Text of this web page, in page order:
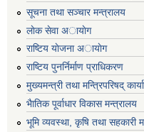
सूचना तथा सञ्चार मन्त्रालय
लाेक सेवा अायाेग
राष्टिय याेजना अायाेग
राष्टिय पुनर्निर्माण प्राधिकरण
मुख्यमन्त्री तथा मन्त्रिपरिषद्
भैातिक पूर्वाधार विकास मन्त्रालय
भूमि व्यवस्था, कृषि तथा सहकारी